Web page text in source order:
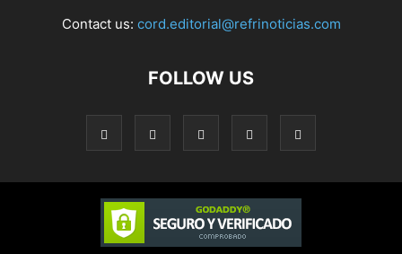
Contact us: cord.editorial@refrinoticias.com
FOLLOW US